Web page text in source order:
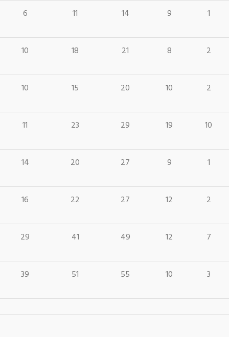
6 11 14 9 1
10 18 21 8 2
10 15 20 10 2
11 23 29 19 10
14 20 27 9 1
16 22 27 12 2
29 41 49 12 7
39 51 55 10 3